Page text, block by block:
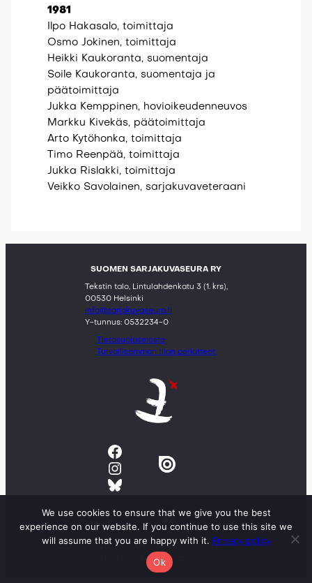
1981
Ilpo Hakasalo, toimittaja
Osmo Jokinen, toimittaja
Heikki Kaukoranta, suomentaja
Soile Kaukoranta, suomentaja ja
päätoimittaja
Jukka Kemppinen, hovioikeudenneuvos
Markku Kivekäs, päätoimittaja
Arto Kytöhonka, toimittaja
Timo Reenpää, toimittaja
Jukka Rislakki, toimittaja
Veikko Savolainen, sarjakuvaveteraani
SUOMEN SARJAKUVASEURA RY
Tekstin talo, Lintulahdenkatu 3 (1. krs),
00530 Helsinki
info@sarjakuvaseura.fi
Y-tunnus: 0532234-0
Tietosuojaseloste
Turvallisemman tilan periatteet
Facebook
Instagram
Bluesky
© 2023 Suomen sarjakuvaseura ry
Kaikki oikeudet pidätetään.
We use cookies to ensure that we give you the best
experience on our website. If you continue to use this site we
will assume that you are happy with it. Privacy policy
Ok